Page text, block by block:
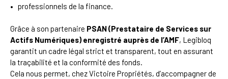
professionnels de la finance.
Grâce à son partenaire PSAN (Prestataire de Services sur
Actifs Numériques) enregistré auprès de l’AMF, Legibloq
garantit un cadre légal strict et transparent, tout en assurant
la traçabilité et la conformité des fonds.
Cela nous permet, chez Victoire Propriétés, d’accompagner de